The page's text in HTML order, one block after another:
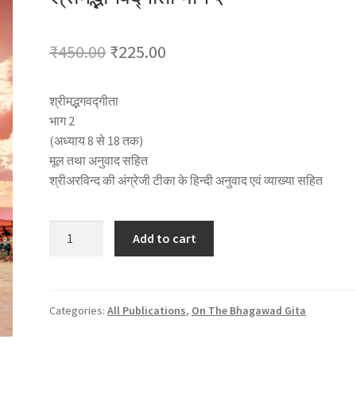
₹450.00 Original
was:
₹450.00.
₹225.00
श्रीमद्भगवद्गीता
भाग 2
(अध्याय 8 से 18 तक)
मूल तथा अनुवाद सहित
श्रीअरविन्द की अंग्रेजी टीका के हिन्दी अनुवाद एवं व्याख्या सहित
Add to cart
Categories:All Publications, On The Bhagawad Gita